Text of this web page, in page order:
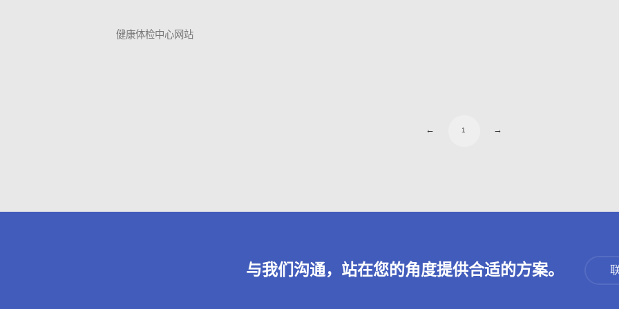
健康体检中心网站
← 1 →
与我们沟通，站在您的角度提供合适的方案。